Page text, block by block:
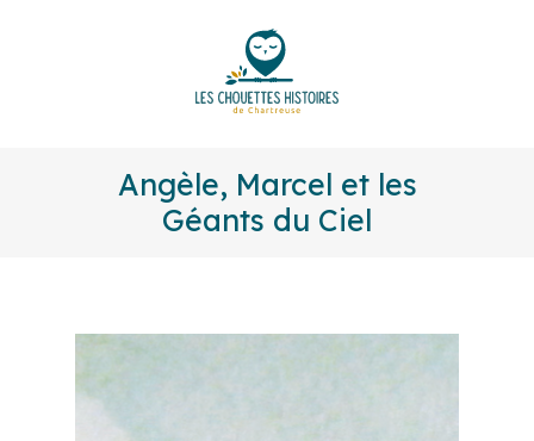
Angèle, Marcel et les
Géants du Ciel